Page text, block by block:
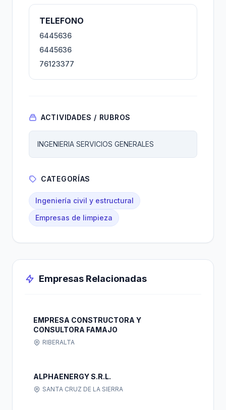
TELEFONO
6445636
6445636
76123377
ACTIVIDADES / RUBROS
INGENIERIA SERVICIOS GENERALES
CATEGORÍAS
Ingeniería civil y estructural
Empresas de limpieza
Empresas Relacionadas
EMPRESA CONSTRUCTORA Y
CONSULTORA FAMAJO
RIBERALTA
ALPHAENERGY S.R.L.
SANTA CRUZ DE LA SIERRA